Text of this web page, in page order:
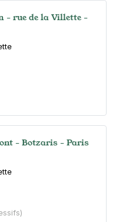
- rue de la Villette -
- Botzaris - Paris